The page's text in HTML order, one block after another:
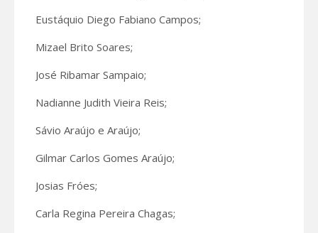
Eustáquio Diego Fabiano Campos;
Mizael Brito Soares;
José Ribamar Sampaio;
Nadianne Judith Vieira Reis;
Sávio Araújo e Araújo;
Gilmar Carlos Gomes Araújo;
Josias Fróes;
Carla Regina Pereira Chagas;